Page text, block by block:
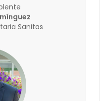
Sanitas